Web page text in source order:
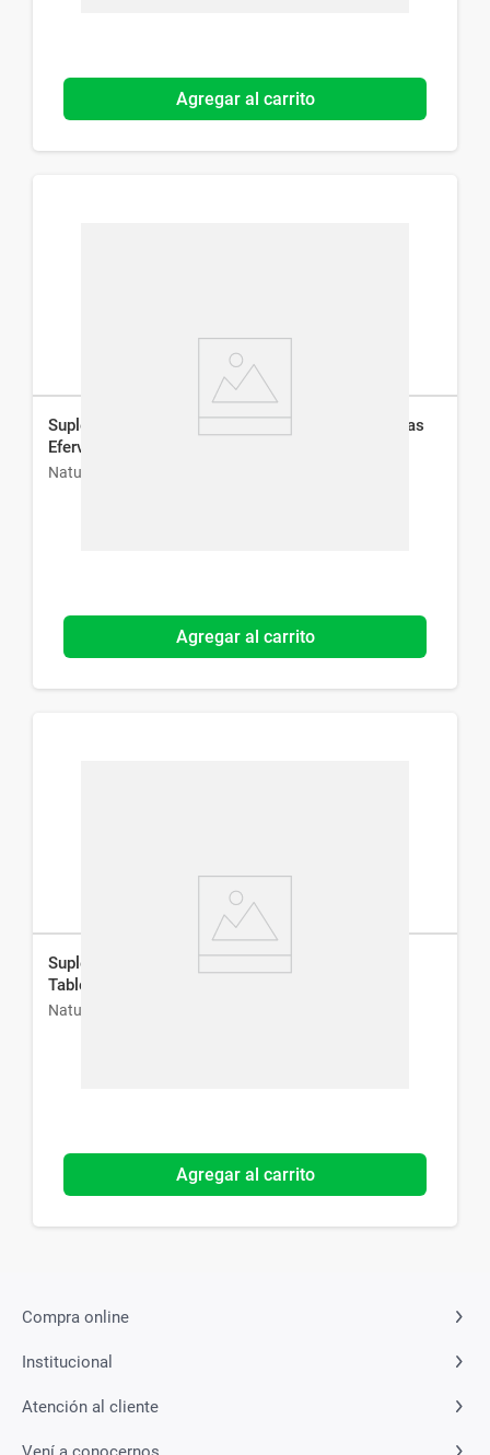
Agregar al carrito
Suplemento Dietario One Natural Life x 20 Tabletas
Efervescentes
Natural Life
Agregar al carrito
Suplemento Dietario One Belle Natural Life x 20
Tabletas Efervescentes
Natural Life
Agregar al carrito
Compra online
Institucional
Atención al cliente